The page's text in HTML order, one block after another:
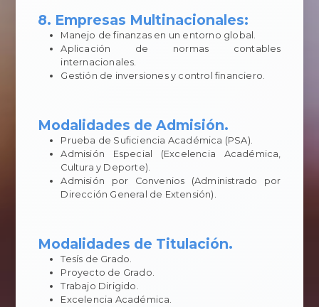
8. Empresas Multinacionales:
Manejo de finanzas en un entorno global.
Aplicación de normas contables
internacionales.
Gestión de inversiones y control financiero.
Modalidades de Admisión.
Prueba de Suficiencia Académica (PSA).
Admisión Especial (Excelencia Académica,
Cultura y Deporte).
Admisión por Convenios (Administrado por
Dirección General de Extensión).
Modalidades de Titulación.
Tesís de Grado.
Proyecto de Grado.
Trabajo Dirigido.
Excelencia Académica.